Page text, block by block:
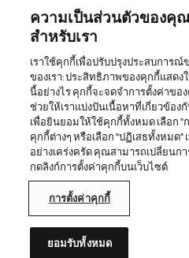
แหล่งเว็บไซต์อื่นๆที่เกี่ยวข้องกั
Footer Site Search
Footer
Bottom
© 2026
นโยบายความเป็นส่วนตัว
การออกแบบและพัฒนาเว็บไซต์
ประกาศการคุ้มครองข้อมูลส่วนบุ
สารบัญเว็บไซต์ข
เว็บไซต์นี้จัดทำขึ้นเพื่อผู้ใ
ความเป็นส่วนตัวของคุ
สำหรับเรา
เราใช้คุกกี้เพื่อปรับปรุงประสบการ
ของเรา: ประสิทธิภาพของคุกกี้แสดง
นี้อย่างไร คุกกี้จะจดจำการตั้งค่าขอ
ช่วยให้เราแบ่งปันเนื้อหาที่เกี่ยวข้อ
เพื่อยินยอมให้ใช้คุกกี้ทั้งหมด เลือก "
คุกกี้ต่างๆ หรือเลือก "ปฏิเสธทั้งหมด"
อย่างเคร่งครัด คุณสามารถเปลี่ยนก
กดลิงก์การตั้งค่าคุกกี้บนเว็บไซต์
การตั้งค่าคุกกี้
ยอมรับทั้งหมด